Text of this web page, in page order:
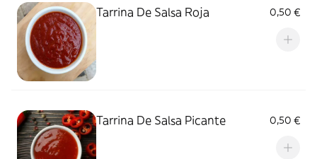
Tarrina De Salsa Roja 0,50 €
Tarrina De Salsa Picante 0,50 €